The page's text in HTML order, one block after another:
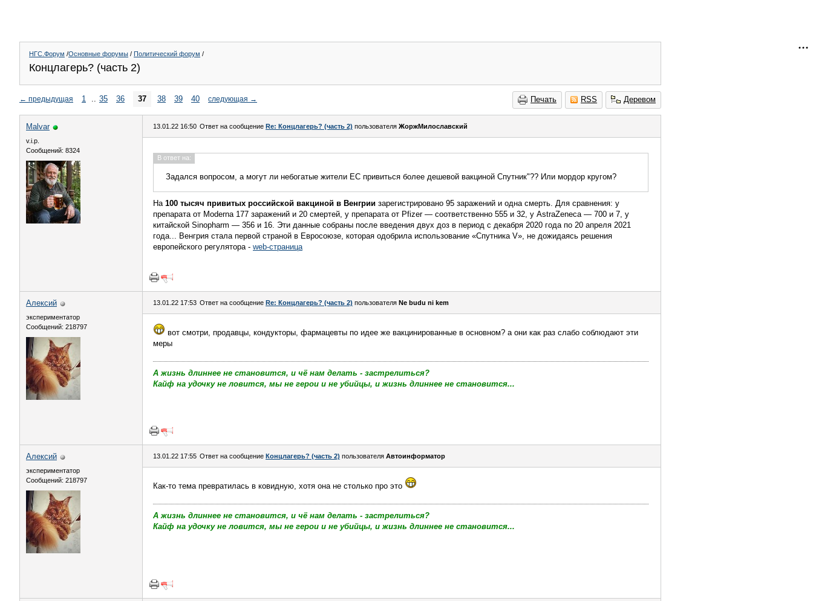
НГС.Форум /Основные форумы / Политический форум /
Концлагерь? (часть 2)
Печать RSS Деревом
← предыдущая 1 .. 35 36 37 38 39 40 следующая →
Malvar
v.i.p.
Сообщений: 8324
13.01.22 16:50 Ответ на сообщение Re: Концлагерь? (часть 2) пользователя ЖоржМилославский
В ответ на:
Задался вопросом, а могут ли небогатые жители ЕС привиться более дешевой вакциной Спутник"?? Или мордор кругом?
На 100 тысяч привитых российской вакциной в Венгрии зарегистрировано 95 заражений и одна смерть. Для сравнения: у
препарата от Moderna 177 заражений и 20 смертей, у препарата от Pfizer — соответственно 555 и 32, у AstraZeneca — 700 и 7, у
китайской Sinopharm — 356 и 16. Эти данные собраны после введения двух доз в период с декабря 2020 года по 20 апреля 2021
года... Венгрия стала первой страной в Евросоюзе, которая одобрила использование «Спутника V», не дожидаясь решения
европейского регулятора - web-страница
Алексий
экспериментатор
Сообщений: 218797
13.01.22 17:53 Ответ на сообщение Re: Концлагерь? (часть 2) пользователя Ne budu ni kem
вот смотри, продавцы, кондукторы, фармацевты по идее же вакцинированные в основном? а они как раз слабо соблюдают эти
меры
А жизнь длиннее не становится, и чё нам делать - застрелиться?
Кайф на удочку не ловится, мы не герои и не убийцы, и жизнь длиннее не становится...
Алексий
экспериментатор
Сообщений: 218797
13.01.22 17:55 Ответ на сообщение Концлагерь? (часть 2) пользователя Автоинформатор
Как-то тема превратилась в ковидную, хотя она не столько про это
А жизнь длиннее не становится, и чё нам делать - застрелиться?
Кайф на удочку не ловится, мы не герои и не убийцы, и жизнь длиннее не становится...